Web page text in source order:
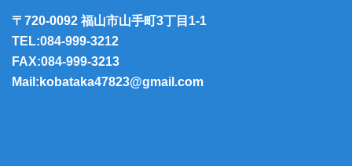
〒720-0092 福山市山手町3丁目1-1
TEL:084-999-3212
FAX:084-999-3213
Mail:kobataka47823@gmail.com